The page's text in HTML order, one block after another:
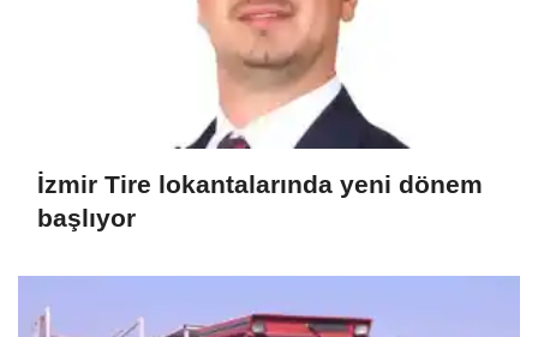
İzmir Tire lokantalarında yeni dönem
başlıyor